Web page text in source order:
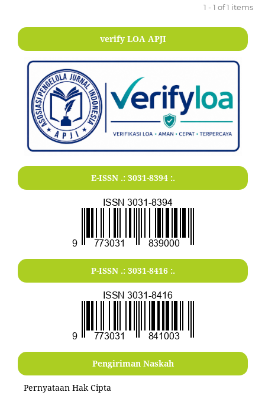
1 - 1 of 1 items
verify LOA APJI
E-ISSN .: 3031-8394:.
P-ISSN .: 3031-8416:.
Pengiriman Naskah
Pernyataan Hak Cipta